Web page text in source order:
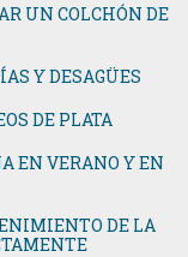
UN COLCHÓN DE
Y DESAGÜES
DE PLATA
EN VERANO Y EN
DE LA